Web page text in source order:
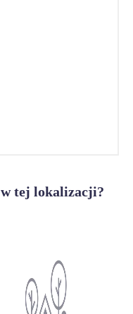
w tej lokalizacji?